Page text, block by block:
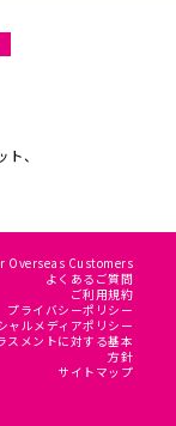
、
Overseas Customers
よくあるご質問
ご利用規約
プライバシーポリシー
ャルメディアポリシー
スメントに対する基本
方針
サイトマップ